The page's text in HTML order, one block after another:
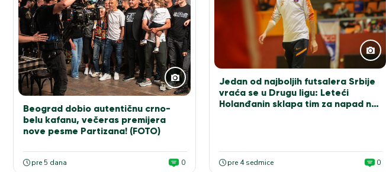
Beograd dobio autentičnu crno-
belu kafanu, večeras premijera
nove pesme Partizana! (FOTO)
pre 5 dana 0
Jedan od najboljih futsalera Srbije
vraća se u Drugu ligu: Leteći
Holanđanin sklapa tim za napad na
pre 4 sedmice 0